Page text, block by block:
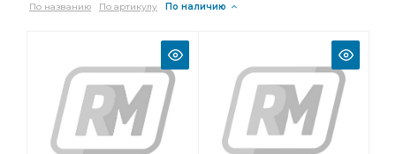
По названию По артикулу По наличию